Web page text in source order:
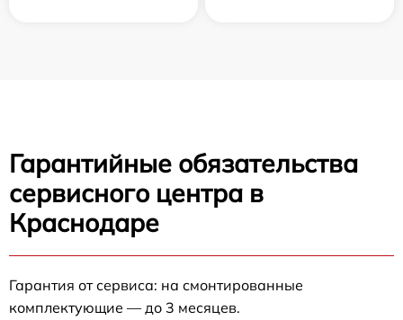
Гарантийные обязательства
сервисного центра в
Краснодаре
Гарантия от сервиса: на смонтированные
комплектующие — до 3 месяцев.